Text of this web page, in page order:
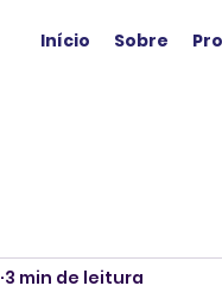
Início Sobre
3 min de leitura